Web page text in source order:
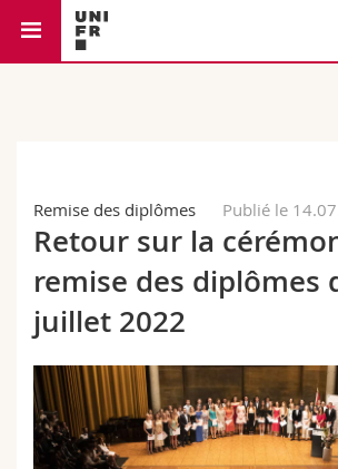
Campus
Recherche
Université
Formation continue
Théologie
Droit
Sciences économiques et sociales et
Lettres et sciences humaines
Sciences de l'éducation et de la
Vous êtes
Futurs étudiants
Etudiants
Médias
Chercheurs
Ressources
Annuaire du personnel
Plan d'accès
Bibliothèques
Remise des diplômes Publié le
Retour sur la
remise des diplômes
juillet 2022